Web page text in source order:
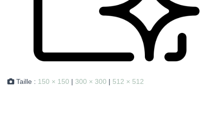
Taille : 150 × 150 | 300 × 300 | 512 × 512